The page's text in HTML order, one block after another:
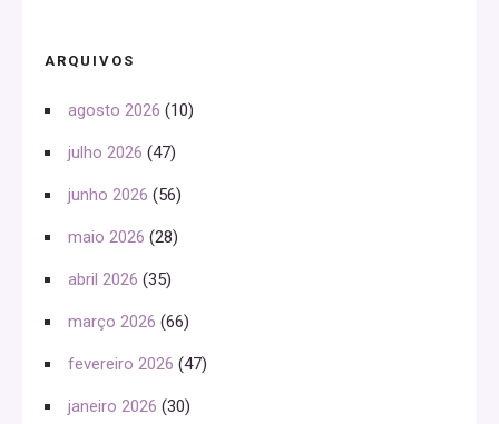
ARQUIVOS
agosto 2026 (10)
julho 2026 (47)
junho 2026 (56)
maio 2026 (28)
abril 2026 (35)
março 2026 (66)
fevereiro 2026 (47)
janeiro 2026 (30)